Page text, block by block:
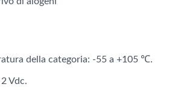
della categoria: -55 a +105 ℃.
Vdc.